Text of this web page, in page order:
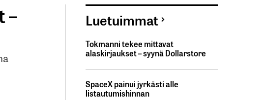
– Luetuimmat
Tokmanni tekee mittavat
alaskirjaukset – syynä Dollarstore
SpaceX painui jyrkästi alle
listautumishinnan